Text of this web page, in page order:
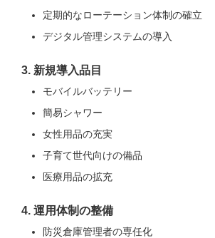
定期的なローテーション体制の確立
デジタル管理システムの導入
3. 新規導入品目
モバイルバッテリー
簡易シャワー
女性用品の充実
子育て世代向けの備品
医療用品の拡充
4. 運用体制の整備
防災倉庫管理者の専任化